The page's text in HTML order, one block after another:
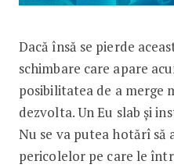
Dacă însă se pierde
schimbare care apare
posibilitatea de a merge
dezvolta. Un Eu slab și
Nu se va putea hotărî să
pericolelor pe care le